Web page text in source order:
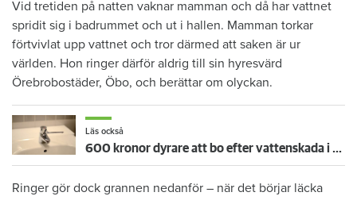
Vid tretiden på natten vaknar mamman och då har vattnet
spridit sig i badrummet och ut i hallen. Mamman torkar
förtvivlat upp vattnet och tror därmed att saken är ur
världen. Hon ringer därför aldrig till sin hyresvärd
Örebrobostäder, Öbo, och berättar om olyckan.
Läs också
600 kronor dyrare att bo efter vattenskada i Varberg
Ringer gör dock grannen nedanför – när det börjar läcka